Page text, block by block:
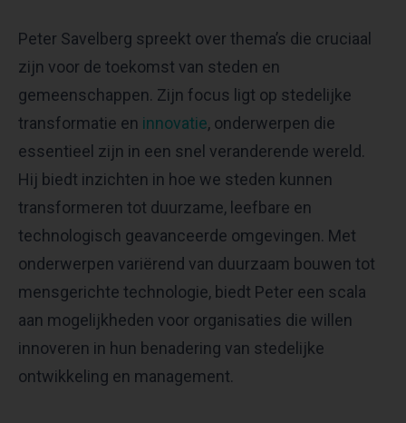
Peter Savelberg spreekt over thema’s die cruciaal
zijn voor de toekomst van steden en
gemeenschappen. Zijn focus ligt op stedelijke
transformatie en innovatie, onderwerpen die
essentieel zijn in een snel veranderende wereld.
Hij biedt inzichten in hoe we steden kunnen
transformeren tot duurzame, leefbare en
technologisch geavanceerde omgevingen. Met
onderwerpen variërend van duurzaam bouwen tot
mensgerichte technologie, biedt Peter een scala
aan mogelijkheden voor organisaties die willen
innoveren in hun benadering van stedelijke
ontwikkeling en management.